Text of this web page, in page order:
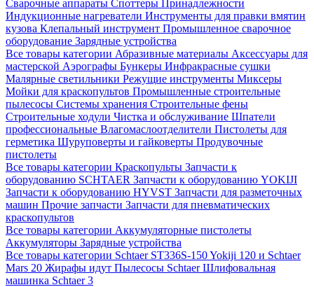
Сварочные аппараты Споттеры Принадлежности
Индукционные нагреватели Инструменты для правки вмятин
кузова Клепальный инструмент Промышленное сварочное
оборудование Зарядные устройства
Все товары категории Абразивные материалы Аксессуары для
мастерской Аэрографы Бункеры Инфракрасные сушки
Малярные светильники Режущие инструменты Миксеры
Мойки для краскопультов Промышленные строительные
пылесосы Системы хранения Строительные фены
Строительные ходули Чистка и обслуживание Шпатели
профессиональные Влагомаслоотделители Пистолеты для
герметика Шуруповерты и гайковерты Продувочные
пистолеты
Все товары категории Краскопульты Запчасти к
оборудованию SCHTAER Запчасти к оборудованию YOKIJI
Запчасти к оборудованию HYVST Запчасти для разметочных
машин Прочие запчасти Запчасти для пневматических
краскопультов
Все товары категории Аккумуляторные пистолеты
Аккумуляторы Зарядные устройства
Все товары категории Schtaer ST336S-150Yokiji 120 и Schtaer
Mars 20 Жирафы идут Пылесосы SchtaerШлифовальная
машинка Schtaer 3